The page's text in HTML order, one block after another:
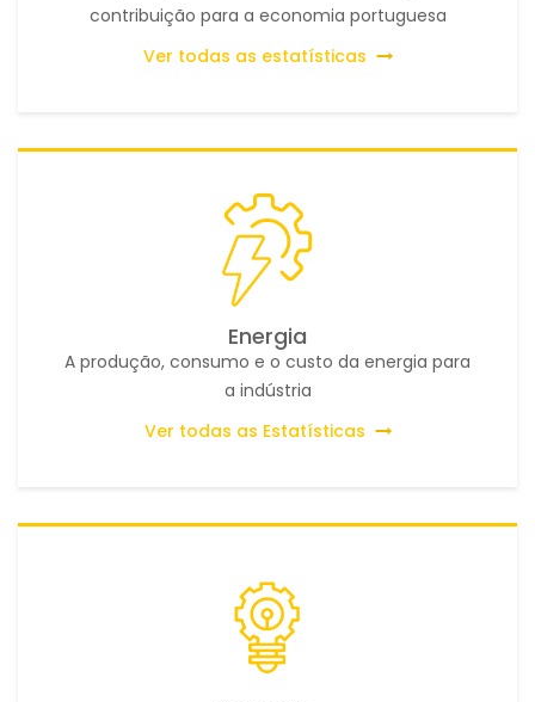
contribuição para a economia portuguesa
Ver todas as estatísticas
Energia
A produção, consumo e o custo da energia para
a indústria
Ver todas as Estatísticas